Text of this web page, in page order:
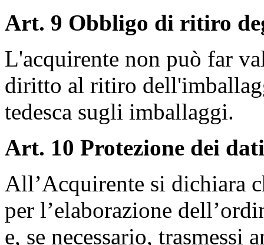
Art. 9 Obbligo di ritiro
L'acquirente non può far
diritto al ritiro
tedesca sugli imballaggi.
Art. 10 Protezione dei dati
All’Acquirente si dichiara
per l’elaborazione
e, se necessario, trasmessi